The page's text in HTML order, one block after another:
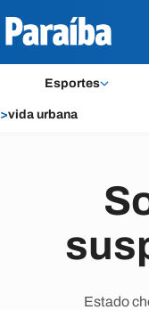
Esportes
>vida urbana
Estado